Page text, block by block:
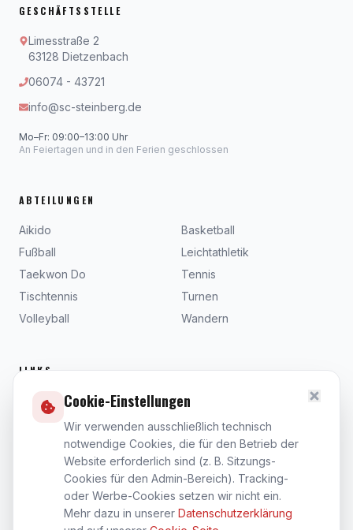
GESCHÄFTSSTELLE
Limesstraße 2
63128 Dietzenbach
06074 - 43721
info@sc-steinberg.de
Mo–Fr: 09:00–13:00 Uhr
An Feiertagen und in den Ferien geschlossen
ABTEILUNGEN
Aikido
Basketball
Fußball
Leichtathletik
Taekwon Do
Tennis
Tischtennis
Turnen
Volleyball
Wandern
LINKS
Beiträge
Dokumente
Datenschutz
Cookie-Einstellungen
Wir verwenden ausschließlich technisch
notwendige Cookies, die für den Betrieb der
Website erforderlich sind (z. B. Sitzungs-
Cookies für den Admin-Bereich). Tracking-
oder Werbe-Cookies setzen wir nicht ein.
Mehr dazu in unserer Datenschutzerklärung